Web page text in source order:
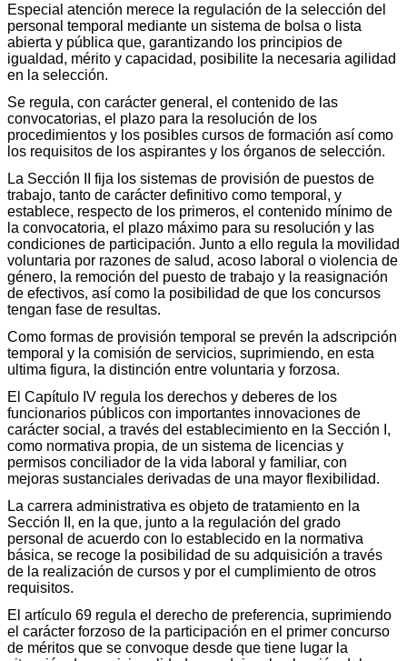
Especial atención merece la regulación de la selección del
personal temporal mediante un sistema de bolsa o lista
abierta y pública que, garantizando los principios de
igualdad, mérito y capacidad, posibilite la necesaria agilidad
en la selección.
Se regula, con carácter general, el contenido de las
convocatorias, el plazo para la resolución de los
procedimientos y los posibles cursos de formación así como
los requisitos de los aspirantes y los órganos de selección.
La Sección II fija los sistemas de provisión de puestos de
trabajo, tanto de carácter definitivo como temporal, y
establece, respecto de los primeros, el contenido mínimo de
la convocatoria, el plazo máximo para su resolución y las
condiciones de participación. Junto a ello regula la movilidad
voluntaria por razones de salud, acoso laboral o violencia de
género, la remoción del puesto de trabajo y la reasignación
de efectivos, así como la posibilidad de que los concursos
tengan fase de resultas.
Como formas de provisión temporal se prevén la adscripción
temporal y la comisión de servicios, suprimiendo, en esta
ultima figura, la distinción entre voluntaria y forzosa.
El Capítulo IV regula los derechos y deberes de los
funcionarios públicos con importantes innovaciones de
carácter social, a través del establecimiento en la Sección I,
como normativa propia, de un sistema de licencias y
permisos conciliador de la vida laboral y familiar, con
mejoras sustanciales derivadas de una mayor flexibilidad.
La carrera administrativa es objeto de tratamiento en la
Sección II, en la que, junto a la regulación del grado
personal de acuerdo con lo establecido en la normativa
básica, se recoge la posibilidad de su adquisición a través
de la realización de cursos y por el cumplimiento de otros
requisitos.
El artículo 69 regula el derecho de preferencia, suprimiendo
el carácter forzoso de la participación en el primer concurso
de méritos que se convoque desde que tiene lugar la